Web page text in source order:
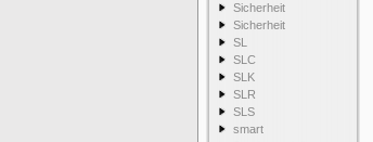
Sicherheit
Sicherheit
SL
SLC
SLK
SLR
SLS
smart